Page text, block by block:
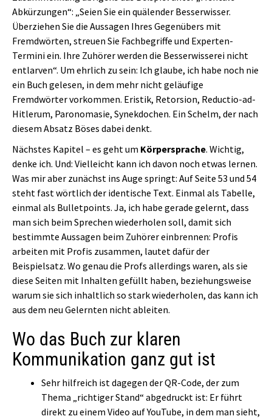
Abkürzungen“: „Seien Sie ein quälender Besserwisser.
Überziehen Sie die Aussagen Ihres Gegenübers mit
Fremdwörten, streuen Sie Fachbegriffe und Experten-
Termini ein. Ihre Zuhörer werden die Besserwisserei nicht
entlarven“. Um ehrlich zu sein: Ich glaube, ich habe noch nie
ein Buch gelesen, in dem mehr nicht geläufige
Fremdwörter vorkommen. Eristik, Retorsion, Reductio-ad-
Hitlerum, Paronomasie, Synekdochen. Ein Schelm, der nach
diesem Absatz Böses dabei denkt.
Nächstes Kapitel – es geht um Körpersprache. Wichtig,
denke ich. Und: Vielleicht kann ich davon noch etwas lernen.
Was mir aber zunächst ins Auge springt: Auf Seite 53 und 54
steht fast wörtlich der identische Text. Einmal als Tabelle,
einmal als Bulletpoints. Ja, ich habe gerade gelernt, dass
man sich beim Sprechen wiederholen soll, damit sich
bestimmte Aussagen beim Zuhörer einbrennen: Profis
arbeiten mit Profis zusammen, lautet dafür der
Beispielsatz. Wo genau die Profs allerdings waren, als sie
diese Seiten mit Inhalten gefüllt haben, beziehungsweise
warum sie sich inhaltlich so stark wiederholen, das kann ich
aus dem neu Gelernten nicht ableiten.
Wo das Buch zur klaren
Kommunikation ganz gut ist
Sehr hilfreich ist dagegen der QR-Code, der zum
Thema „richtiger Stand“ abgedruckt ist: Er führt
direkt zu einem Video auf YouTube, in dem man sieht,